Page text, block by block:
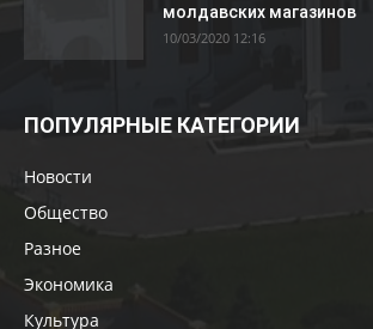
молдавских магазинов
10/03/2020 12:16
ПОПУЛЯРНЫЕ КАТЕГОРИИ
Новости
Общество
Разное
Экономика
Культура